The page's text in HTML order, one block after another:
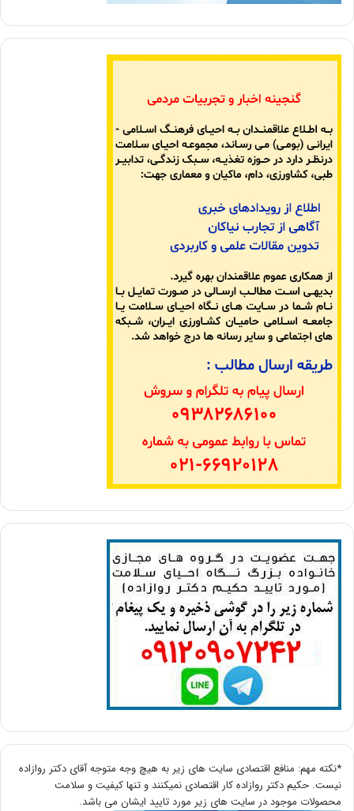
*نکته مهم: منافع اقتصادی سایت های زیر به هیچ وجه متوجه آقای دکتر روازاده
نیست. حکیم دکتر روازاده کار اقتصادی نمیکنند و تنها کیفیت و سلامت
محصولات موجود در سایت های زیر مورد تایید ایشان می باشد.